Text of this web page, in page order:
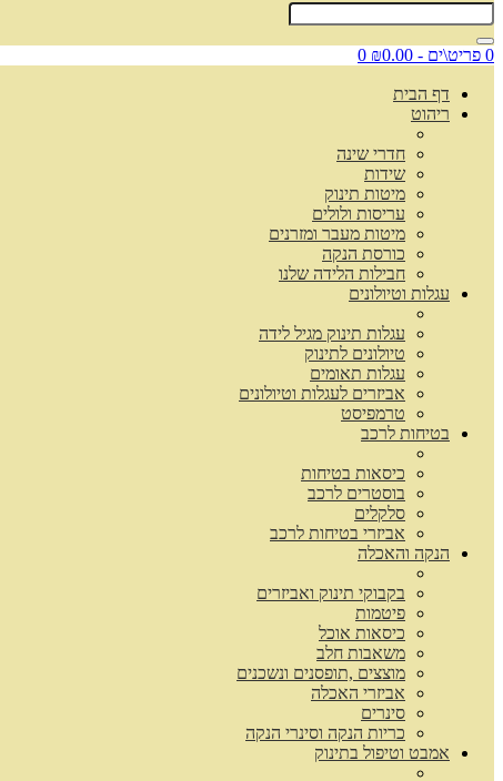
0 פריט\ים - ₪0.00 0
דף הבית
ריהוט
חדרי שינה
שידות
מיטות תינוק
עריסות ולולים
מיטות מעבר ומזרנים
כורסת הנקה
חבילות הלידה שלנו
עגלות וטיולונים
עגלות תינוק מגיל לידה
טיולונים לתינוק
עגלות תאומים
אביזרים לעגלות וטיולונים
טרמפיסט
בטיחות לרכב
כיסאות בטיחות
בוסטרים לרכב
סלקלים
אביזרי בטיחות לרכב
הנקה והאכלה
בקבוקי תינוק ואביזרים
פיטמות
כיסאות אוכל
משאבות חלב
מוצצים ,תופסנים ונשכנים
אביזרי האכלה
סינרים
כריות הנקה וסינרי הנקה
אמבט וטיפול בתינוק